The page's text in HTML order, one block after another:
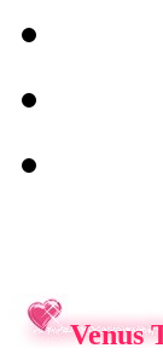
Venus